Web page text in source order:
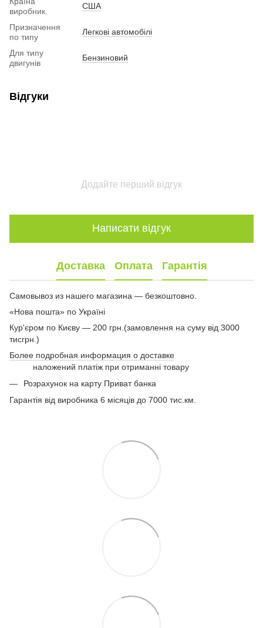
виробник.
США
Призначення
по типу
Легкові автомобілі
Для типу
двигунів
Бензиновий
Відгуки
Додайте перший відгук
Написати відгук
Доставка Оплата Гарантія
Самовывоз из нашего магазина — безкоштовно.
«Нова пошта» по Україні
Кур'єром по Києву — 200 грн.(замовлення на суму від 3000
тисгрн.)
Более подробная информация о доставке
наложений платіж при отриманні товару
Розрахунок на карту Приват банка
Гарантія від виробника 6 місяців до 7000 тис.км.